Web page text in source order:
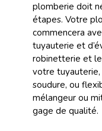
plomberie doit
étapes. Votre
commencera
tuyauterie et
robinetterie et
votre tuyauterie,
soudure, ou
mélangeur ou
gage de qualité.